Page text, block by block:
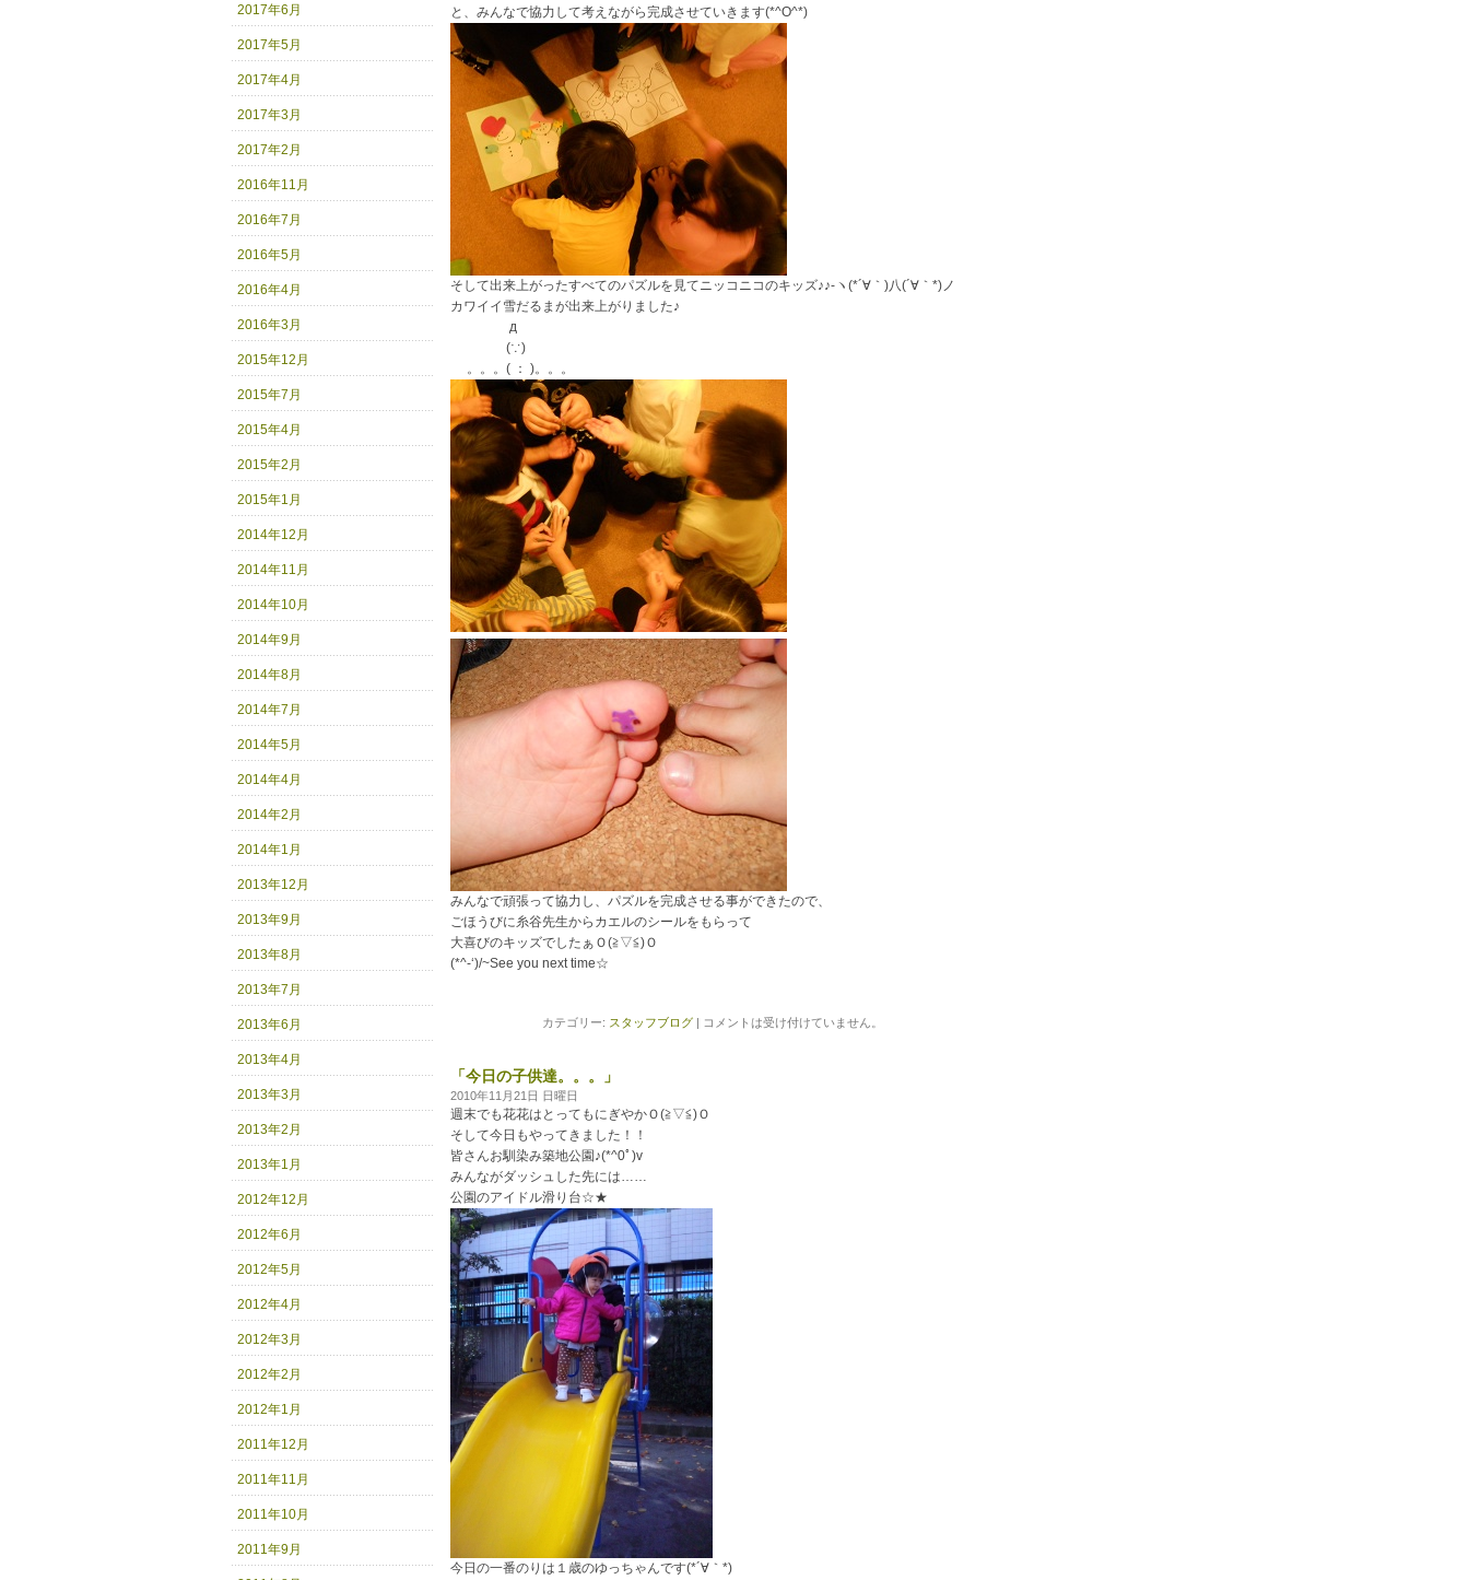
2017年6月
2017年5月
2017年4月
2017年3月
2017年2月
2016年11月
2016年7月
2016年5月
2016年4月
2016年3月
2015年12月
2015年7月
2015年4月
2015年2月
2015年1月
2014年12月
2014年11月
2014年10月
2014年9月
2014年8月
2014年7月
2014年5月
2014年4月
2014年2月
2014年1月
2013年12月
2013年9月
2013年8月
2013年7月
2013年6月
2013年4月
2013年3月
2013年2月
2013年1月
2012年12月
2012年6月
2012年5月
2012年4月
2012年3月
2012年2月
2012年1月
2011年12月
2011年11月
2011年10月
2011年9月
と、みんなで協力して考えながら完成させていきます(*^O^*)
そして出来上がったすべてのパズルを見てニッコニコのキッズ♪♪-ヽ(*´∀｀)八(´∀｀*)ノ
カワイイ雪だるまが出来上がりました♪
д
(∵)
。。。( ： )。。。
みんなで頑張って協力し、パズルを完成させる事ができたので、
ごほうびに糸谷先生からカエルのシールをもらって
大喜びのキッズでしたぁＯ(≧▽≦)Ｏ
(*^-‘)/~See you next time☆
カテゴリー: スタッフブログ | コメントは受け付けていません。
「今日の子供達。。。」
2010年11月21日 日曜日
週末でも花花はとってもにぎやかＯ(≧▽≦)Ｏ
そして今日もやってきました！！
皆さんお馴染み築地公園♪(*^0ﾟ)v
みんながダッシュした先には……
公園のアイドル滑り台☆★
今日の一番のりは１歳のゆっちゃんです(*´∀｀*)